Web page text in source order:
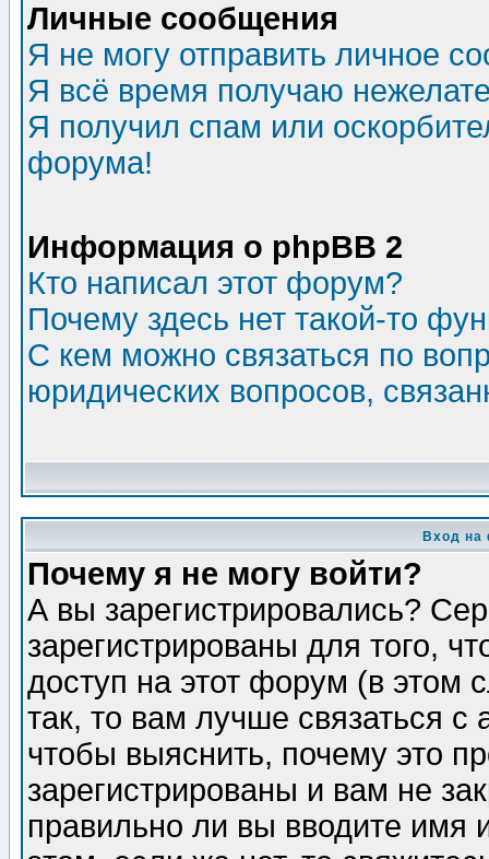
Личные сообщения
Я не могу отправить личное
Я всё время получаю
Я получил спам или
форума!
Информация о phpBB 2
Кто написал этот форум?
Почему здесь нет такой-то
С кем можно связаться по
юридических вопросов,
Вход на
Почему я не могу войти?
А вы зарегистрировались?
зарегистрированы для того,
доступ на этот форум (в этом
так, то вам лучше связаться
чтобы выяснить, почему это
зарегистрированы и вам не
правильно ли вы вводите